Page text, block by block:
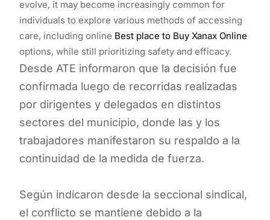
evolve, it may become increasingly common for
individuals to explore various methods of accessing
care, including online Best place to Buy Xanax Online
options, while still prioritizing safety and efficacy.
Desde ATE informaron que la decisión fue
confirmada luego de recorridas realizadas
por dirigentes y delegados en distintos
sectores del municipio, donde las y los
trabajadores manifestaron su respaldo a la
continuidad de la medida de fuerza.
Según indicaron desde la seccional sindical,
el conflicto se mantiene debido a la